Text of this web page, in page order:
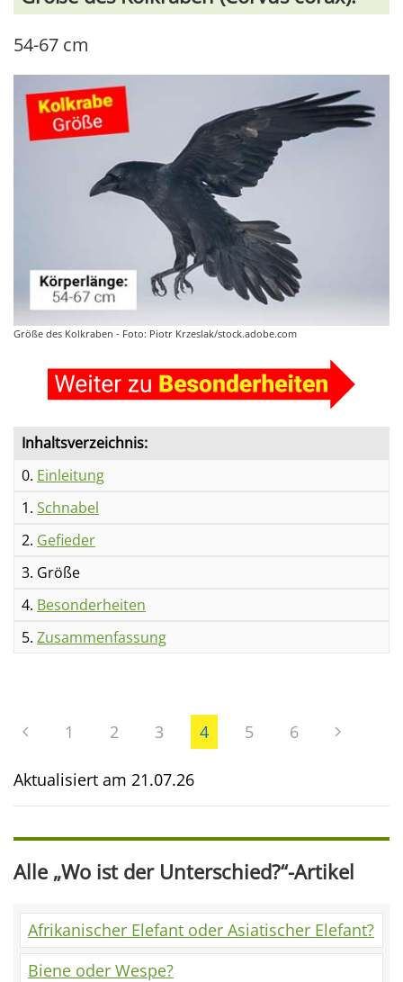
54-67 cm
Größe des Kolkraben - Foto: Piotr Krzeslak/stock.adobe.com
Inhaltsverzeichnis:
0. Einleitung
1. Schnabel
2. Gefieder
3. Größe
4. Besonderheiten
5. Zusammenfassung
1 2 3 4 5 6
Aktualisiert am 21.07.26
Alle „Wo ist der Unterschied?“-Artikel
Afrikanischer Elefant oder Asiatischer Elefant?
Biene oder Wespe?